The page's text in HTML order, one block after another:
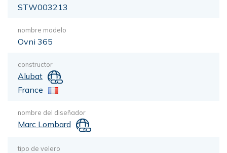
STW003213
nombre modelo
Ovni 365
constructor
Alubat
France
nombre del diseñador
Marc Lombard
tipo de velero